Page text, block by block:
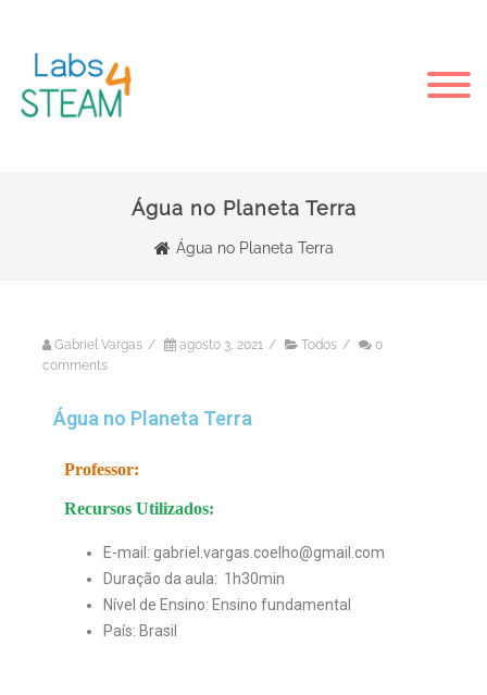
Água no Planeta Terra
Água no Planeta Terra
Gabriel Vargas / agosto 3, 2021 / Todos /
0
comments
Água no Planeta Terra
Professor:
Recursos Utilizados:
E-mail: gabriel.vargas.coelho@gmail.com
Duração da aula: 1h30min
Nível de Ensino: Ensino fundamental
País: Brasil